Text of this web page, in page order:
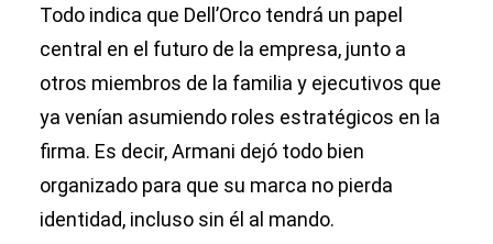
Todo indica que Dell’Orco tendrá un papel
central en el futuro de la empresa, junto a
otros miembros de la familia y ejecutivos que
ya venían asumiendo roles estratégicos en la
firma. Es decir, Armani dejó todo bien
organizado para que su marca no pierda
identidad, incluso sin él al mando.